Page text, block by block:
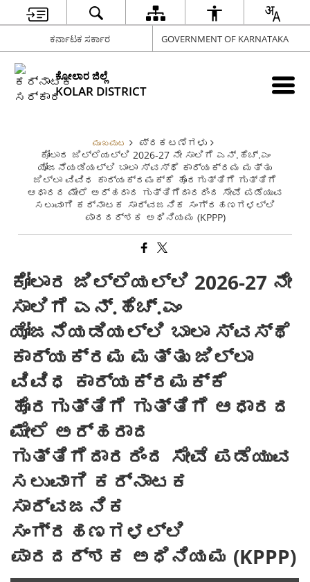
ಕರ್ನಾಟಕ ಸರ್ಕಾರ GOVERNMENT OF KARNATAKA
ಕೋಲಾರ ಜಿಲ್ಲೆ
KOLAR DISTRICT
ಮುಖಪುಟ
ಪ್ರಕಟಣೆಗಳು
ಕೋಲಾರ ಜಿಲ್ಲೆಯಲ್ಲಿ 2026-27 ನೇ ಸಾಲಿಗೆ ಎನ್.ಹೆಚ್.ಎಂ
ಯೋಜನೆಯಡಿಯಲ್ಲಿ ಬಾಲಾ ಸ್ವಸ್ಥೆ ಕಾರ್ಯಕ್ರಮ ಮತ್ತು
ಜಿಲ್ಲಾ ವಿವಿಧ ಕಾರ್ಯಕ್ರಮಕ್ಕೆ ಹೊರಗುತ್ತಿಗೆ ಗುತ್ತಿಗೆ
ಆಧಾರದ ಮೇಲೆ ಅರ್ಹರಾದ ಗುತ್ತಿಗೆದಾರರಿಂದ ಸೇವೆ ಪಡೆಯುವ
ಸಲುವಾಗಿ ಕರ್ನಾಟಕ ಸಾರ್ವಜನಿಕ ಸಂಗ್ರಹಣಗಳಲ್ಲಿ
ಪಾರದರ್ಶಕ ಅಧಿನಿಯಮ (KPPP)
ಕೋಲಾರ ಜಿಲ್ಲೆಯಲ್ಲಿ 2026-27 ನೇ
ಸಾಲಿಗೆ ಎನ್.ಹೆಚ್.ಎಂ
ಯೋಜನೆಯಡಿಯಲ್ಲಿ ಬಾಲಾ ಸ್ವಸ್ಥೆ
ಕಾರ್ಯಕ್ರಮ ಮತ್ತು ಜಿಲ್ಲಾ
ವಿವಿಧ ಕಾರ್ಯಕ್ರಮಕ್ಕೆ
ಹೊರಗುತ್ತಿಗೆ ಗುತ್ತಿಗೆ ಆಧಾರದ
ಮೇಲೆ ಅರ್ಹರಾದ
ಗುತ್ತಿಗೆದಾರರಿಂದ ಸೇವೆ ಪಡೆಯುವ
ಸಲುವಾಗಿ ಕರ್ನಾಟಕ
ಸಾರ್ವಜನಿಕ
ಸಂಗ್ರಹಣಗಳಲ್ಲಿ
ಪಾರದರ್ಶಕ ಅಧಿನಿಯಮ (KPPP)